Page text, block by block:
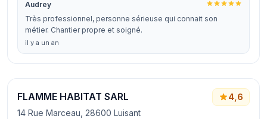
Audrey
Très professionnel, personne sérieuse qui connait son
métier. Chantier propre et soigné.
il y a un an
FLAMME HABITAT SARL
14 Rue Marceau, 28600 Luisant
4,6